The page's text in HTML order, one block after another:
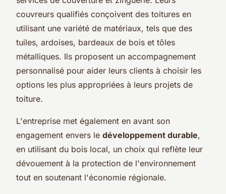
couvreurs qualifiés conçoivent des toitures en
utilisant une variété de matériaux, tels que des
tuiles, ardoises, bardeaux de bois et tôles
métalliques. Ils proposent un accompagnement
personnalisé pour aider leurs clients à choisir les
options les plus appropriées à leurs projets de
toiture.
L'entreprise met également en avant son
engagement envers le développement durable,
en utilisant du bois local, un choix qui reflète leur
dévouement à la protection de l'environnement
tout en soutenant l'économie régionale.